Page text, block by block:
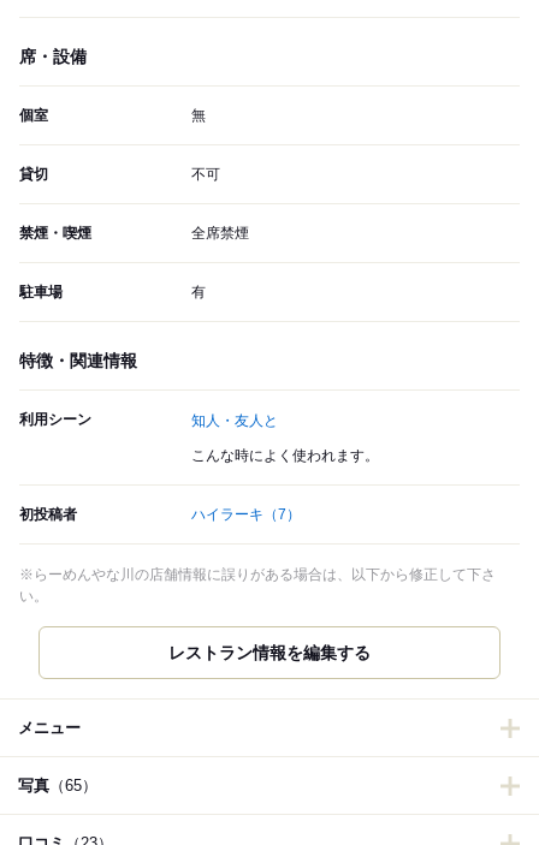
席・設備
個室 無
貸切 不可
禁煙・喫煙 全席禁煙
駐車場 有
特徴・関連情報
利用シーン 知人・友人と
こんな時によく使われます。
初投稿者 ハイラーキ （7）
※らーめんやな川の店舗情報に誤りがある場合は、以下から修正して下さ
い。
メニュー
写真 （65）